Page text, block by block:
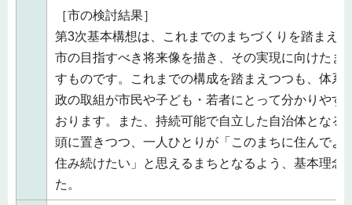
［市の検討結果］
第3次基本構想は、これまでのまちづくりを踏まえ
市の目指すべき将来像を描き、その実現に向けたま
すものです。これまでの構成を踏まえつつも、体系
政の取組が市民や子ども・若者にとって分かりやす
おります。また、持続可能で自立した自治体となる
頭に置きつつ、一人ひとりが「このまちに住んでよ
住み続けたい」と思えるまちとなるよう、基本理念
た。